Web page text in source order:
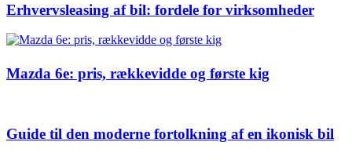
Erhvervsleasing af bil: fordele for virksomheder
Mazda 6e: pris, rækkevidde og første kig
Guide til den moderne fortolkning af en ikonisk bil